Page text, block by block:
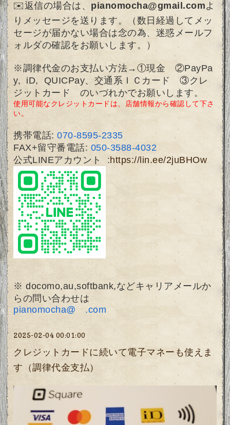
✉️返信の場合は、pianomocha@gmail.comよ
りメッセージを送ります。（数日経過してメッ
セージが届かない場合は念の為、迷惑メールフ
ォルダの確認をお願いします。）
※調律代金のお支払い方法→①現金 ②PayPa
y, iD, QUICPay、交通系ＩＣカード ③クレ
ジットカード のいづれかでお願いします。
使用可能なクレジットカードは、 店舗情報から確認して下さ
い。
携帯電話:070-8595-2335
FAX+留守番電話: 050-3588-4032
公式LINEアカウント :https://lin.ee/2juBHOw
※ docomo,au,softbank,などキャリアメールか
らの問い合わせは
pianomocha@ .com
2025-02-04 00:01:00
クレジットカードに続いて電子マネーも使えま
す（調律代金支払）